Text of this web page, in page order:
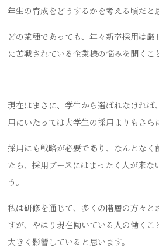
年生の育成をどうするかを考える頃だと
どの業種であっても、年々新卒採用は
に苦戦されている企業様の悩みを聞くこ
現在はまさに、学生から選ばれなければ
用にいたっては大学生の採用よりもさら
採用にも戦略が必要であり、なんとなく
たら、採用ブースにはまったく人が来な
う。
私は研修を通じて、多くの階層の方々と
すが、やはり現在働いている人の働くこ
大きく影響していると思います。